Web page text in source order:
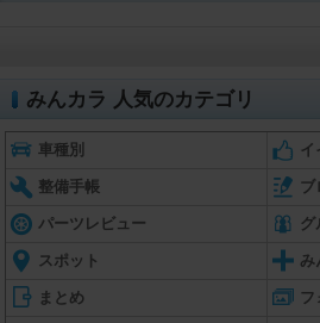
みんカラ 人気のカテゴリ
車種別 イ
整備手帳 ブ
パーツレビュー グ
スポット み
まとめ フ